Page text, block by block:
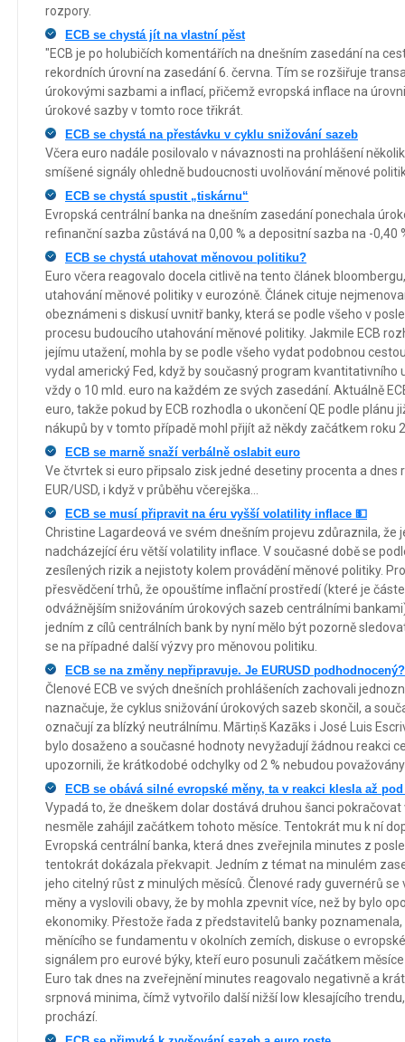
rozpory.
ECB se chystá jít na vlastní pěst
"ECB je po holubičích komentářích na dnešním zasedání na
rekordních úrovní na zasedání 6. června. Tím se rozšiřuje
úrokovými sazbami a inflací, přičemž evropská inflace na
úrokové sazby v tomto roce třikrát.
ECB se chystá na přestávku v cyklu snižování sazeb
Včera euro nadále posilovalo v návaznosti na prohlášení
smíšené signály ohledně budoucnosti uvolňování měnové
ECB se chystá spustit „tiskárnu“
Evropská centrální banka na dnešním zasedání ponechala
refinanční sazba zůstává na 0,00 % a depositní sazba na -0,40
ECB se chystá utahovat měnovou politiku?
Euro včera reagovalo docela citlivě na tento článek
utahování měnové politiky v eurozóně. Článek cituje
obeznámeni s diskusí uvnitř banky, která se podle všeho v
procesu budoucího utahování měnové politiky. Jakmile ECB
jejímu utažení, mohla by se podle všeho vydat podobnou
vydal americký Fed, když by současný program kvantitativního
vždy o 10 mld. euro na každém ze svých zasedání. Aktuálně
euro, takže pokud by ECB rozhodla o ukončení QE podle plánu
nákupů by v tomto případě mohl přijít až někdy začátkem roku
ECB se marně snaží verbálně oslabit euro
Ve čtvrtek si euro připsalo zisk jedné desetiny procenta a dnes
EUR/USD, i když v průběhu včerejška...
ECB se musí připravit na éru vyšší volatility inflace 💵
Christine Lagardeová ve svém dnešním projevu zdůraznila, že
nadcházející éru větší volatility inflace. V současné době se
zesílených rizik a nejistoty kolem provádění měnové politiky.
přesvědčení trhů, že opouštíme inflační prostředí (které je
odvážnějším snižováním úrokových sazeb centrálními
jedním z cílů centrálních bank by nyní mělo být pozorně
se na případné další výzvy pro měnovou politiku.
ECB se na změny nepřipravuje. Je EURUSD podhodnocený?
Členové ECB ve svých dnešních prohlášeních zachovali
naznačuje, že cyklus snižování úrokových sazeb skončil, a
označují za blízký neutrálnímu. Mārtiņš Kazāks i José Luis
bylo dosaženo a současné hodnoty nevyžadují žádnou reakci
upozornili, že krátkodobé odchylky od 2 % nebudou
ECB se obává silné evropské měny, ta v reakci klesla až pod
Vypadá to, že dneškem dolar dostává druhou šanci
nesměle zahájil začátkem tohoto měsíce. Tentokrát mu k ní
Evropská centrální banka, která dnes zveřejnila minutes z
tentokrát dokázala překvapit. Jedním z témat na minulém
jeho citelný růst z minulých měsíců. Členové rady guvernérů
měny a vyslovili obavy, že by mohla zpevnit více, než by bylo
ekonomiky. Přestože řada z představitelů banky
měnícího se fundamentu v okolních zemích, diskuse o
signálem pro eurové býky, kteří euro posunuli začátkem měsíce
Euro tak dnes na zveřejnění minutes reagovalo negativně a
srpnová minima, čímž vytvořilo další nižší low klesajícího
prochází.